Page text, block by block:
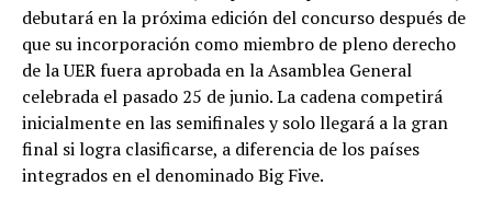
debutará en la próxima edición del concurso después de
que su incorporación como miembro de pleno derecho
de la UER fuera aprobada en la Asamblea General
celebrada el pasado 25 de junio. La cadena competirá
inicialmente en las semifinales y solo llegará a la gran
final si logra clasificarse, a diferencia de los países
integrados en el denominado Big Five.